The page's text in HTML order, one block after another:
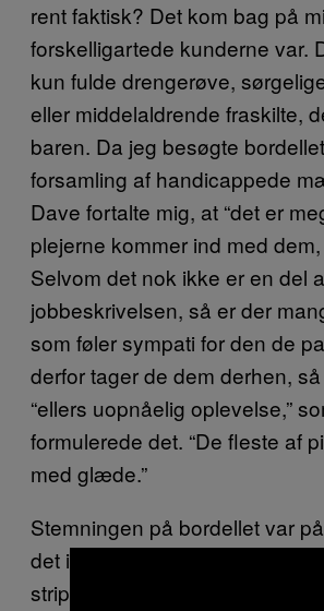
rent faktisk? Det kom bag på
forskelligartede kunderne var.
kun fulde drengerøve,
eller middelaldrende fraskilte,
baren. Da jeg besøgte
forsamling af handicappede
Dave fortalte mig, at “det er
plejerne kommer ind med dem,
Selvom det nok ikke er en del
jobbeskrivelsen, så er der
som føler sympati for den de
derfor tager de dem derhen,
“ellers uopnåelig oplevelse,”
formulerede det. “De fleste af
med glæde.”
Stemningen på bordellet var
det indadvendte. I modsætning
stripklub, hvor pigerne hele